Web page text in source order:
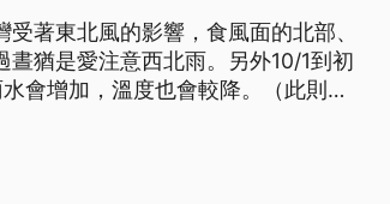
著東北風的影響，食風面的北部、
猶是愛注意西北雨。另外10/1到初
會增加，溫度也會較降。（此則新